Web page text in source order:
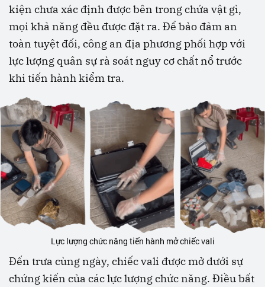
kiện chưa xác định được bên trong chứa vật gì,
mọi khả năng đều được đặt ra. Để bảo đảm an
toàn tuyệt đối, công an địa phương phối hợp với
lực lượng quân sự rà soát nguy cơ chất nổ trước
khi tiến hành kiểm tra.
Lực lượng chức năng tiến hành mở chiếc vali
Đến trưa cùng ngày, chiếc vali được mở dưới sự
chứng kiến của các lực lượng chức năng. Điều bất